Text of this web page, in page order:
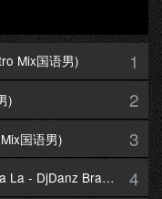
Mix国语男) 1
) 2
国语男) 3
【Dj夜猫提供】Sukarap Here&Himala La La - DjDanz Braekbeat Mix 4